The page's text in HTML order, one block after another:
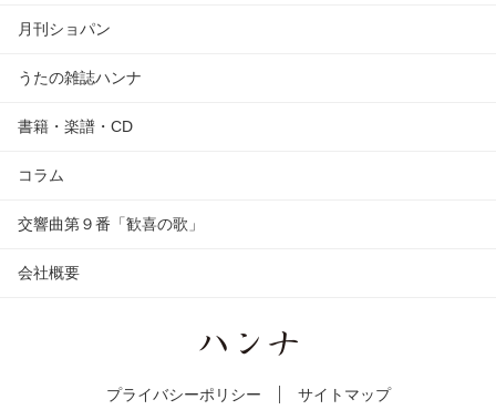
月刊ショパン
うたの雑誌ハンナ
書籍・楽譜・CD
コラム
交響曲第９番「歓喜の歌」
会社概要
プライバシーポリシー サイトマップ